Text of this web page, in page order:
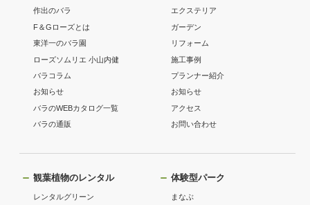
作出のバラ
F＆Gローズとは
東洋一のバラ園
ローズソムリエ 小山内健
バラコラム
お知らせ
バラのWEBカタログ一覧
バラの通販
エクステリア
ガーデン
リフォーム
施工事例
プランナー紹介
お知らせ
アクセス
お問い合わせ
観葉植物のレンタル
レンタルグリーン
体験型パーク
まなぶ